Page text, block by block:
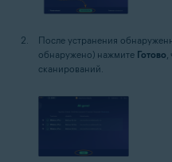
После устранения
обнаружено) нажмите Готово
сканирований.